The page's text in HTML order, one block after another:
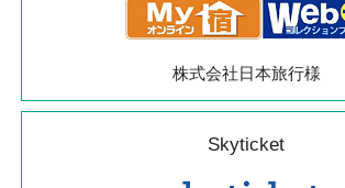
株式会社日本旅行様
Skyticket